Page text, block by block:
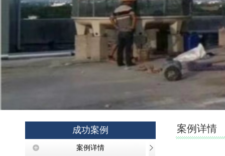
成功案例
案例详情
案例详情